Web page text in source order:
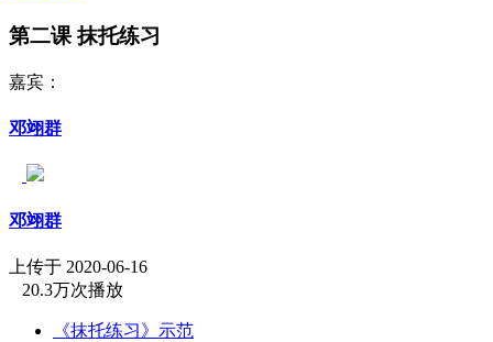
第二课 抹托练习
嘉宾：
邓翊群
邓翊群
上传于 2020-06-16
20.3万次播放
《抹托练习》示范